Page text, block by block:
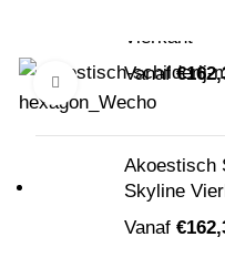
Klik om te vergroten
Vierkant
Vanaf€
Akoestisch
Skyline
Vanaf €